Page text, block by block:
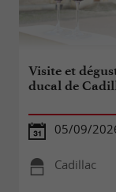
Visite et
ducal de
05/09/
Cadillac